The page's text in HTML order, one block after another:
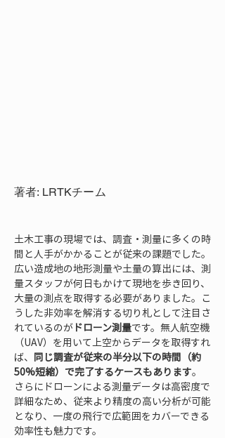
著者: LRTKチーム
土木工事の現場では、調査・測量に多くの時
間と人手がかかることが従来の課題でした。
広い造成地の地形測量や土量の算出には、測
量スタッフが何日もかけて現地を歩き回り、
大量の測点を取得する必要がありました。こ
うした非効率を解消する切り札として注目さ
れているのが ドローン測量です。無人航空機
（UAV）を用いて上空からデータを取得すれ
ば、 同じ調査が従来の半分以下の時間（約
50%短縮）で完了するケースもあります。
さらにドローンによる測量データは高密度で
詳細なため、従来より精度の高い分析が可能
となり、一度の飛行で広範囲をカバーできる
効率性も魅力です。